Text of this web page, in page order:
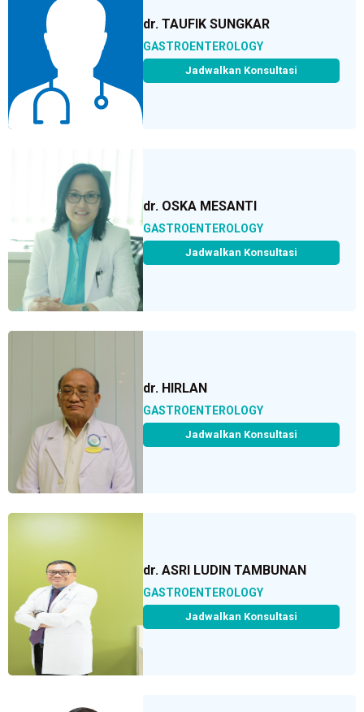
dr. TAUFIK SUNGKAR
GASTROENTEROLOGY
Jadwalkan Konsultasi
dr. OSKA MESANTI
GASTROENTEROLOGY
Jadwalkan Konsultasi
dr. HIRLAN
GASTROENTEROLOGY
Jadwalkan Konsultasi
dr. ASRI LUDIN TAMBUNAN
GASTROENTEROLOGY
Jadwalkan Konsultasi